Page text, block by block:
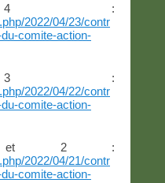
4 :
2022/04/23/contr
comite-action-
3 :
2022/04/22/contr
comite-action-
1 et 2 :
2022/04/21/contr
comite-action-